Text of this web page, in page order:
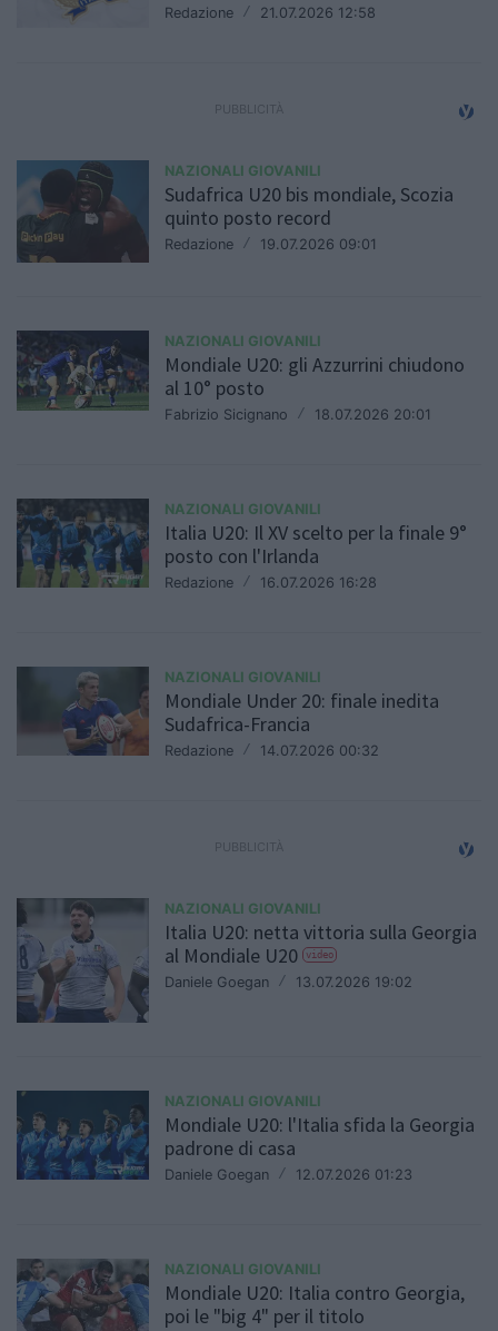
Redazione / 21.07.2026 12:58
NAZIONALI GIOVANILI
Sudafrica U20 bis mondiale, Scozia
quinto posto record
Redazione / 19.07.2026 09:01
NAZIONALI GIOVANILI
Mondiale U20: gli Azzurrini chiudono
al 10° posto
Fabrizio Sicignano / 18.07.2026 20:01
NAZIONALI GIOVANILI
Italia U20: Il XV scelto per la finale 9°
posto con l'Irlanda
Redazione / 16.07.2026 16:28
NAZIONALI GIOVANILI
Mondiale Under 20: finale inedita
Sudafrica-Francia
Redazione / 14.07.2026 00:32
NAZIONALI GIOVANILI
Italia U20: netta vittoria sulla Georgia
al Mondiale U20 video
Daniele Goegan / 13.07.2026 19:02
NAZIONALI GIOVANILI
Mondiale U20: l'Italia sfida la Georgia
padrone di casa
Daniele Goegan / 12.07.2026 01:23
NAZIONALI GIOVANILI
Mondiale U20: Italia contro Georgia,
poi le "big 4" per il titolo